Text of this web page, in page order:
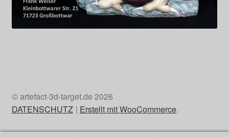
© artefact-3d-target.de 2026
DATENSCHUTZ
Erstellt mit WooCommerce.